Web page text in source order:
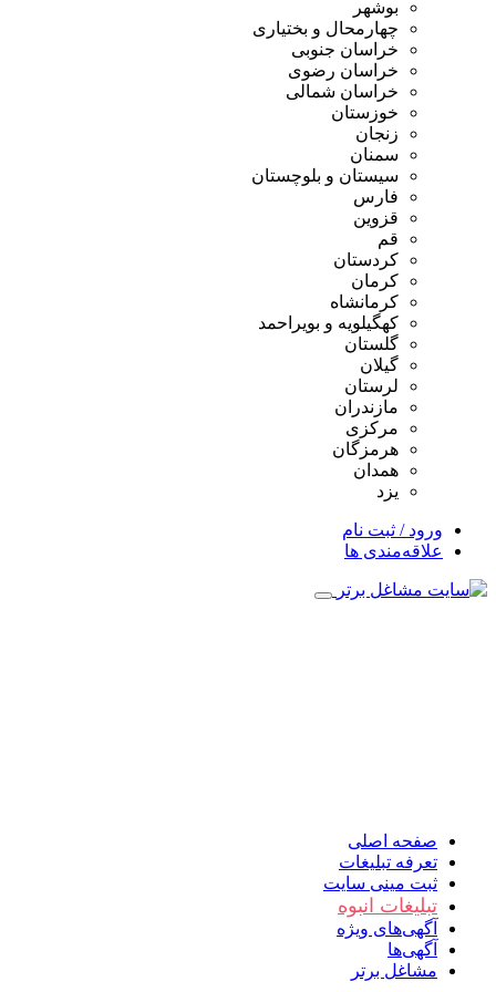
بوشهر
چهارمحال و بختیاری
خراسان جنوبی
خراسان رضوی
خراسان شمالی
خوزستان
زنجان
سمنان
سیستان و بلوچستان
فارس
قزوین
قم
کردستان
کرمان
کرمانشاه
کهگیلویه و بویراحمد
گلستان
گیلان
لرستان
مازندران
مرکزی
هرمزگان
همدان
یزد
ورود / ثبت نام
علاقه‌مندی ها
صفحه اصلی
تعرفه تبلیغات
ثبت مینی سایت
تبلیغات انبوه
آگهی‌های ویژه
آگهی‌ها
مشاغل برتر